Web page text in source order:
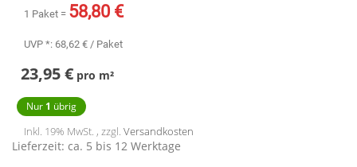
1 Paket = 58,80 €
UVP *: 68,62 € / Paket
23,95 € pro m²
Nur 1 übrig
Inkl. 19% MwSt. , zzgl. Versandkosten
Lieferzeit: ca. 5 bis 12 Werktage